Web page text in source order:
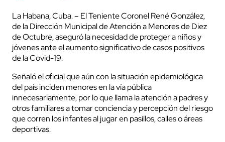
La Habana, Cuba. – El Teniente Coronel René González,
de la Dirección Municipal de Atención a Menores de Diez
de Octubre, aseguró la necesidad de proteger a niños y
jóvenes ante el aumento significativo de casos positivos
de la Covid-19.
Señaló el oficial que aún con la situación epidemiológica
del país inciden menores en la vía pública
innecesariamente, por lo que llama la atención a padres y
otros familiares a tomar conciencia y percepción del riesgo
que corren los infantes al jugar en pasillos, calles o áreas
deportivas.